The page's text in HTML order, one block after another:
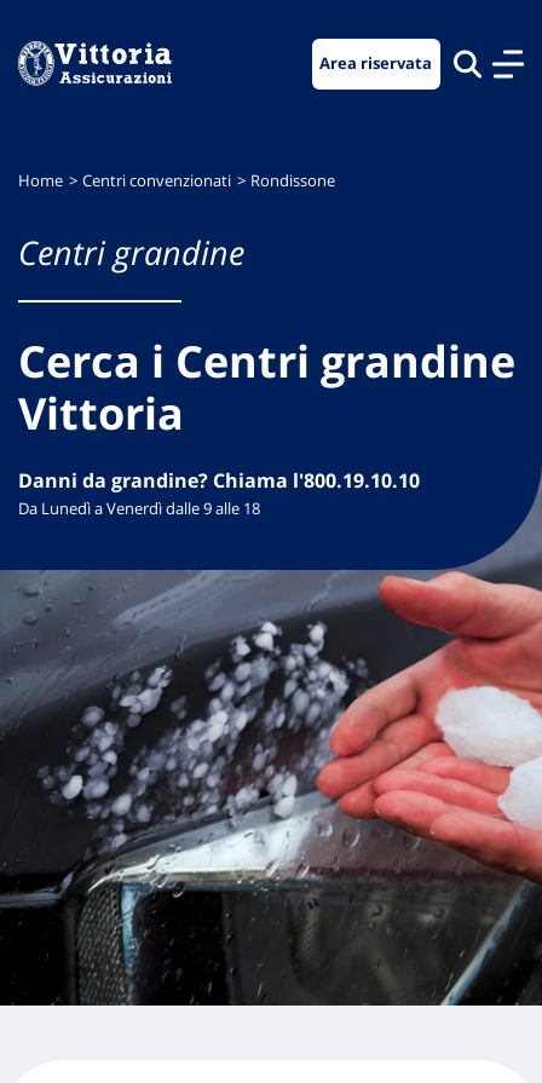
menu
contenuto
footer
Area riservata
Home Centri convenzionati Rondissone
Centri grandine
Cerca i Centri grandine
Vittoria
Danni da grandine? Chiama l'800.19.10.10
Da Lunedì a Venerdì dalle 9 alle 18